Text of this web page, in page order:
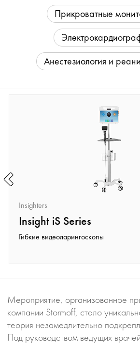
Прикроватные
Анестезиология и
Insighters
Insight iS Series
Гибкие видеоларингоскопы
Мероприятие, организованное
компании Stormoff, стало
теория незамедлительно
Под руководством ведущих